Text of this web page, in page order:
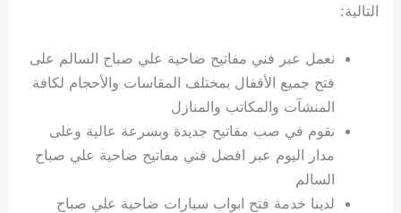
التالية:
نعمل عبر فني مفاتيح ضاحية علي صباح السالم على
فتح جميع الأقفال بمختلف المقاسات والأحجام لكافة
المنشآت والمكاتب والمنازل
نقوم في صب مفاتيح جديدة وبسرعة عالية وعلى
مدار اليوم عبر افضل فني مفاتيح ضاحية علي صباح
السالم
لدينا خدمة فتح ابواب سيارات ضاحية علي صباح